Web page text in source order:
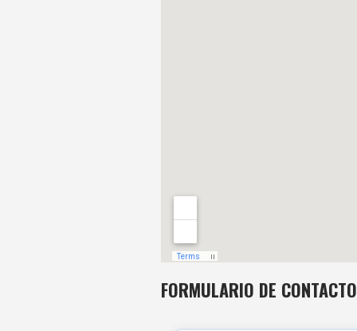
FORMULARIO DE CONTACTO